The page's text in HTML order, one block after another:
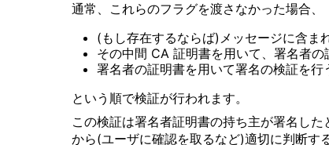
通常、これらのフラグを渡さなかった場合、
(もし存在するならば)メッセージに含ま
その中間 CA 証明書を用いて、署名者の
署名者の証明書を用いて署名の検証を行
という順で検証が行われます。
この検証は署名者証明書の持ち主が署名し
から(ユーザに確認を取るなど)適切に判断す